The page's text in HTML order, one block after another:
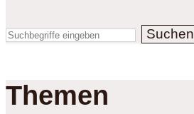
Suchen
Themen